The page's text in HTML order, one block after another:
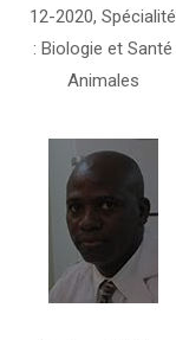
12-2020, Spécialité
: Biologie et Santé
Animales